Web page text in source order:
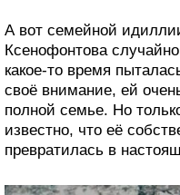
А вот семейной
Ксенофонтова
какое-то время
своё внимание, ей
полной семье. Но
известно, что её
превратилась в